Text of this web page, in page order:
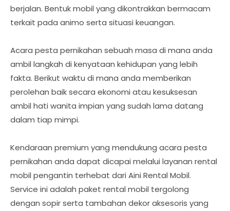
berjalan. Bentuk mobil yang dikontrakkan bermacam
terkait pada animo serta situasi keuangan.
Acara pesta pernikahan sebuah masa di mana anda
ambil langkah di kenyataan kehidupan yang lebih
fakta. Berikut waktu di mana anda memberikan
perolehan baik secara ekonomi atau kesuksesan
ambil hati wanita impian yang sudah lama datang
dalam tiap mimpi.
Kendaraan premium yang mendukung acara pesta
pernikahan anda dapat dicapai melalui layanan rental
mobil pengantin terhebat dari Aini Rental Mobil.
Service ini adalah paket rental mobil tergolong
dengan sopir serta tambahan dekor aksesoris yang